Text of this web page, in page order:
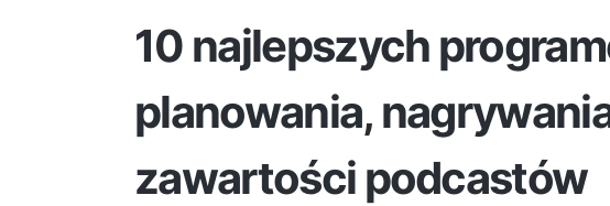
10 najlepszych
planowania,
zawartości podcastów